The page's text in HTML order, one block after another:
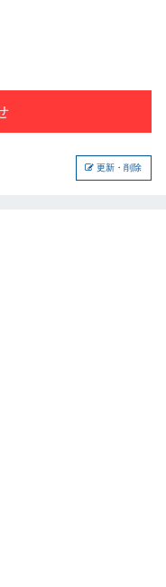
更新・削除